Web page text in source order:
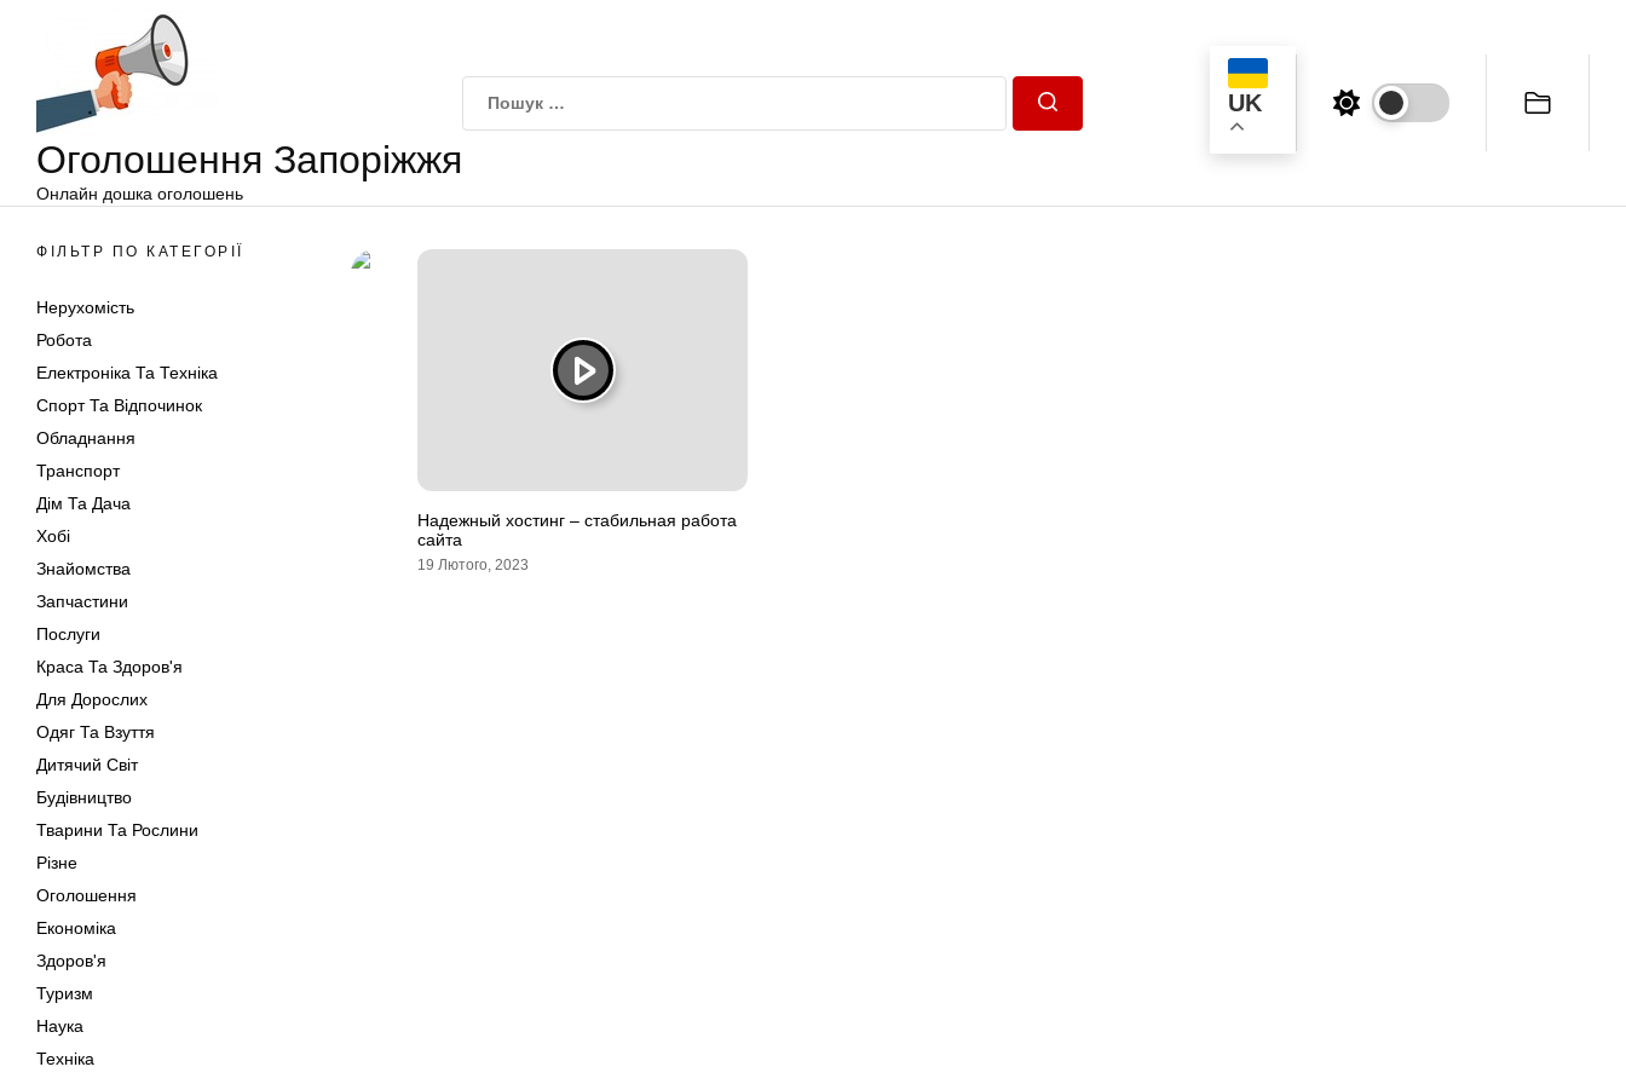
Оголошення Запоріжжя
Онлайн дошка оголошень
UK
ФІЛЬТР ПО КАТЕГОРІЇ
Нерухомість
Робота
Електроніка Та Техніка
Спорт Та Відпочинок
Обладнання
Транспорт
Дім Та Дача
Хобі
Знайомства
Запчастини
Послуги
Краса Та Здоров'я
Для Дорослих
Одяг Та Взуття
Дитячий Світ
Будівництво
Тварини Та Рослини
Різне
Оголошення
Економіка
Здоров'я
Туризм
Наука
Техніка
Надежный хостинг – стабильная работа
сайта
19 Лютого, 2023